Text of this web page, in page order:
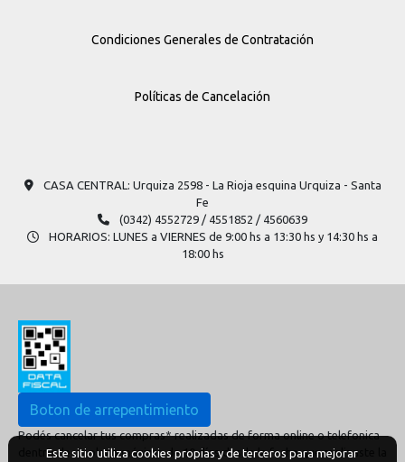
Condiciones Generales de Contratación
Políticas de Cancelación
CASA CENTRAL: Urquiza 2598​ - La Rioja esquina Urquiza - Santa
Fe
(0342) 4552729 / 4551852 / 4560639
HORARIOS: LUNES a VIERNES de 9:00 hs a 13:30 hs y 14:30 hs a
18:00 hs
Boton de arrepentimiento
Podés cancelar tus compras* realizadas de forma online o telefonica
dentro de un plazo máximo de 10 días desde la fecha que realizaste la
Este sitio utiliza cookies propias y de terceros para mejorar